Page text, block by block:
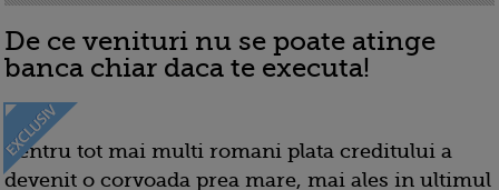
De ce venituri nu se poate atinge
banca chiar daca te executa!
Pentru tot mai multi romani plata creditului a
devenit o corvoada prea mare, mai ales in ultimul